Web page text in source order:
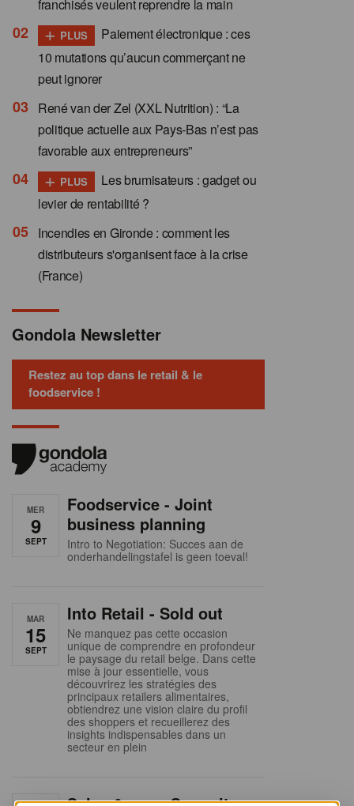
franchisés veulent reprendre la main
+ PLUS
Paiement électronique : ces
10 mutations qu’aucun commerçant ne
peut ignorer
René van der Zel (XXL Nutrition) : “La
politique actuelle aux Pays-Bas n’est pas
favorable aux entrepreneurs”
+ PLUS
Les brumisateurs : gadget ou
levier de rentabilité ?
Incendies en Gironde : comment les
distributeurs s'organisent face à la crise
(France)
Gondola Newsletter
Restez au top dans le retail & le
foodservice !
MER
9
SEPT
Foodservice - Joint
business planning
Intro to Negotiation: Succes aan de
onderhandelingstafel is geen toeval!
MAR
15
SEPT
Into Retail - Sold out
Ne manquez pas cette occasion
unique de comprendre en profondeur
le paysage du retail belge. Dans cette
mise à jour essentielle, vous
découvrirez les stratégies des
principaux retailers alimentaires,
obtiendrez une vision claire du profil
des shoppers et recueillerez des
insights indispensables dans un
secteur en plein